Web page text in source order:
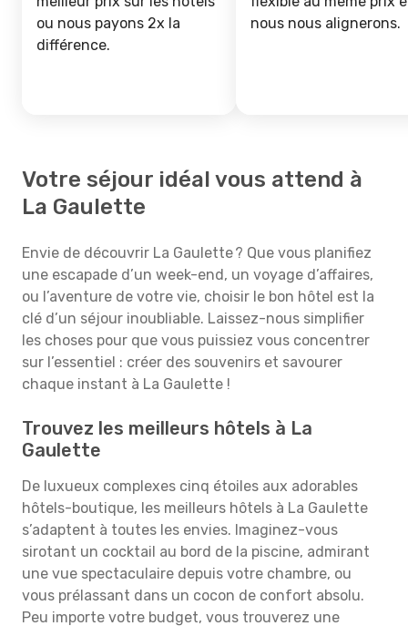
ou nous payons 2x la
différence.
nous nous alignerons.
Votre séjour idéal vous attend à
La Gaulette
Envie de découvrir La Gaulette ? Que vous planifiez
une escapade d’un week-end, un voyage d’affaires,
ou l’aventure de votre vie, choisir le bon hôtel est la
clé d’un séjour inoubliable. Laissez-nous simplifier
les choses pour que vous puissiez vous concentrer
sur l’essentiel : créer des souvenirs et savourer
chaque instant à La Gaulette !
Trouvez les meilleurs hôtels à La
Gaulette
De luxueux complexes cinq étoiles aux adorables
hôtels-boutique, les meilleurs hôtels à La Gaulette
s’adaptent à toutes les envies. Imaginez-vous
sirotant un cocktail au bord de la piscine, admirant
une vue spectaculaire depuis votre chambre, ou
vous prélassant dans un cocon de confort absolu.
Peu importe votre budget, vous trouverez une